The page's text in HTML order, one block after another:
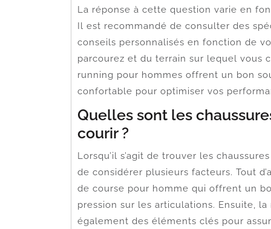
La réponse à cette question varie en
Il est recommandé de consulter des
conseils personnalisés en fonction de
parcourez et du terrain sur lequel vous
running pour hommes offrent un bon
confortable pour optimiser vos
Quelles sont les
courir ?
Lorsqu’il s’agit de trouver les
de considérer plusieurs facteurs. Tout
de course pour homme qui offrent un
pression sur les articulations. Ensuite,
également des éléments clés pour